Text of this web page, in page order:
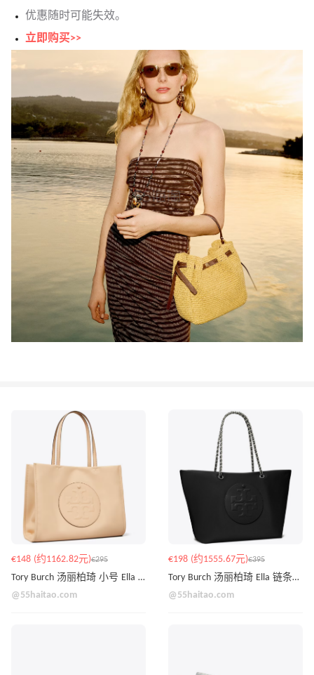
优惠随时可能失效。
立即购买>>
€148 (约1162.82元)€295
Tory Burch 汤丽柏琦 小号 Ella 手提包
@55haitao.com
€198 (约1555.67元)€395
Tory Burch 汤丽柏琦 Ella 链条托特包
@55haitao.com